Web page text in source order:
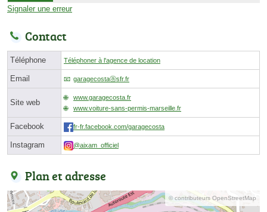
Signaler une erreur
Contact
Téléphone Téléphoner à l'agence de location
Email garagecostaⓐsfr.fr
Site web
www.garagecosta.fr
www.voiture-sans-permis-marseille.fr
Facebook fr-fr.facebook.com/garagecosta
Instagram @aixam_officiel
Plan et adresse
© contributeurs OpenStreetMap